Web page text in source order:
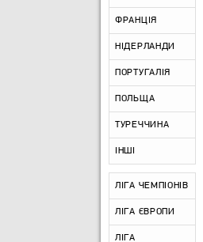
ФРАНЦІЯ
НІДЕРЛАНДИ
ПОРТУГАЛІЯ
ПОЛЬЩА
ТУРЕЧЧИНА
ІНШІ
ЛІГА ЧЕМПІОНІВ
ЛІГА ЄВРОПИ
ЛІГА